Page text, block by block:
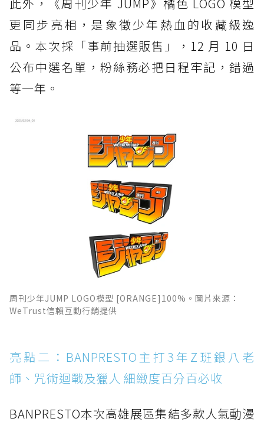
此外，《周刊少年 JUMP》橘色 LOGO 模型
更同步亮相，是象徵少年熱血的收藏級逸
品。本次採「事前抽選販售」，12 月 10 日
公布中選名單，粉絲務必把日程牢記，錯過
等一年。
周刊少年JUMP LOGO模型 [ORANGE]100%。圖片來源：
WeTrust信賴互動行銷提供
亮點二：BANPRESTO主打3年Z班銀八老
師、咒術迴戰及獵人 細緻度百分百必收
BANPRESTO本次高雄展區集結多款人氣動漫